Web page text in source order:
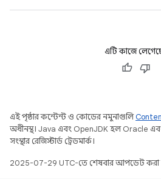
এটি কাজে
এই পৃষ্ঠার কন্টেন্ট ও কোডের নমুনাগুলি
অধীনস্থ। Java এবং OpenJDK হল Oracle
সংস্থার রেজিস্টার্ড ট্রেডমার্ক।
2025-07-29 UTC-তে শেষবার আপডেট করা